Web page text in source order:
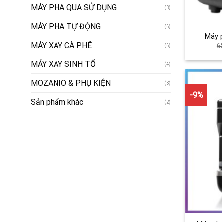
MÁY PHA QUA SỬ DỤNG (8)
MÁY PHA TỰ ĐỘNG (6)
MÁY XAY CÀ PHÊ (6)
MÁY XAY SINH TỐ (4)
MOZANIO & PHỤ KIỆN (8)
Sản phẩm khác (2)
Máy
-9%